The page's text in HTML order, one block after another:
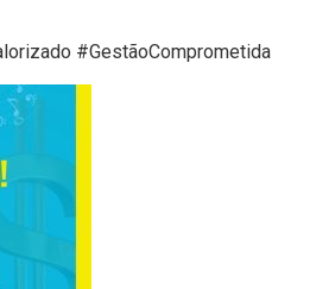
#GestãoComprometida